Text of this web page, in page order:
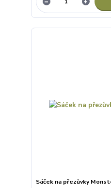
Sáček na přezůvky